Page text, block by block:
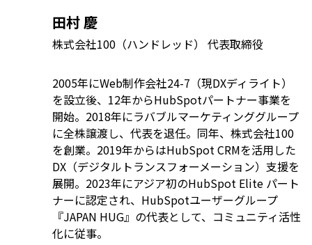
田村 慶
株式会社100（ハンドレッド） 代表取締役
2005年にWeb制作会社24-7（現DXディライト）
を設立後、12年からHubSpotパートナー事業を
開始。2018年にラバブルマーケティンググループ
に全株譲渡し、代表を退任。同年、株式会社100
を創業。2019年からはHubSpot CRMを活用した
DX（デジタルトランスフォーメーション）支援を
展開。2023年にアジア初のHubSpot Elite パート
ナーに認定され、HubSpotユーザーグループ
『JAPAN HUG』の代表として、コミュニティ活性
化に従事。